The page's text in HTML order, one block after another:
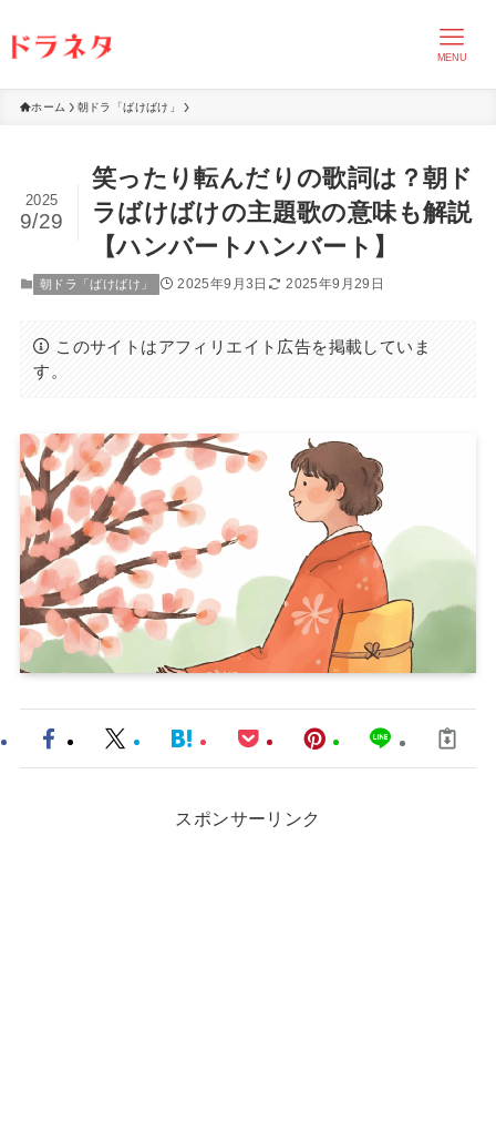
MENU
ホーム 朝ドラ「ばけばけ」
笑ったり転んだりの歌詞は？朝ド
ラばけばけの主題歌の意味も解説
【ハンバートハンバート】
2025
9/29
朝ドラ「ばけばけ」 2025年9月3日 2025年9月29日
このサイトはアフィリエイト広告を掲載していま
す。
スポンサーリンク